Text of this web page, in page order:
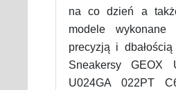
na co dzień a
modele wykonane
precyzją i dbałością
Sneakersy
U024GA 022PT